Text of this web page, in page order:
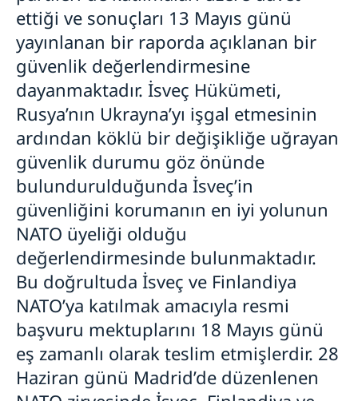
ettiği ve sonuçları 13 Mayıs günü
yayınlanan bir raporda açıklanan bir
güvenlik değerlendirmesine
dayanmaktadır. İsveç Hükümeti,
Rusya’nın Ukrayna’yı işgal etmesinin
ardından köklü bir değişikliğe uğrayan
güvenlik durumu göz önünde
bulundurulduğunda İsveç’in
güvenliğini korumanın en iyi yolunun
NATO üyeliği olduğu
değerlendirmesinde bulunmaktadır.
Bu doğrultuda İsveç ve Finlandiya
NATO’ya katılmak amacıyla resmi
başvuru mektuplarını 18 Mayıs günü
eş zamanlı olarak teslim etmişlerdir. 28
Haziran günü Madrid’de düzenlenen